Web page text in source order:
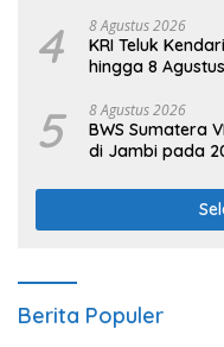
4 8 Agustus 2026
KRI Teluk
hingga 8 Agustus
5 8 Agustus 2026
BWS Sumatera
di Jambi pada
Berita Populer